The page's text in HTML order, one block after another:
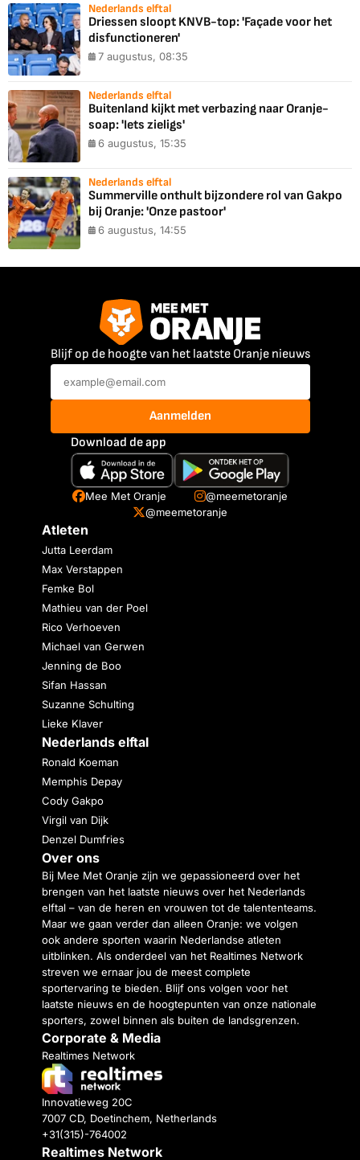
Nederlands elftal
Driessen sloopt KNVB-top: 'Façade voor het
disfunctioneren'
7 augustus, 08:35
Nederlands elftal
Buitenland kijkt met verbazing naar Oranje-
soap: 'Iets zieligs'
6 augustus, 15:35
Nederlands elftal
Summerville onthult bijzondere rol van Gakpo
bij Oranje: 'Onze pastoor'
6 augustus, 14:55
Blijf op de hoogte van het laatste Oranje nieuws
Aanmelden
Download de app
Mee Met Oranje
@meemetoranje
@meemetoranje
Atleten
Jutta Leerdam
Max Verstappen
Femke Bol
Mathieu van der Poel
Rico Verhoeven
Michael van Gerwen
Jenning de Boo
Sifan Hassan
Suzanne Schulting
Lieke Klaver
Nederlands elftal
Ronald Koeman
Memphis Depay
Cody Gakpo
Virgil van Dijk
Denzel Dumfries
Over ons
Bij Mee Met Oranje zijn we gepassioneerd over het
brengen van het laatste nieuws over het Nederlands
elftal – van de heren en vrouwen tot de talententeams.
Maar we gaan verder dan alleen Oranje: we volgen
ook andere sporten waarin Nederlandse atleten
uitblinken. Als onderdeel van het Realtimes Network
streven we ernaar jou de meest complete
sportervaring te bieden. Blijf ons volgen voor het
laatste nieuws en de hoogtepunten van onze nationale
sporters, zowel binnen als buiten de landsgrenzen.
Corporate & Media
Realtimes Network
Innovatieweg 20C
7007 CD, Doetinchem, Netherlands
+31(315)-764002
Realtimes Network